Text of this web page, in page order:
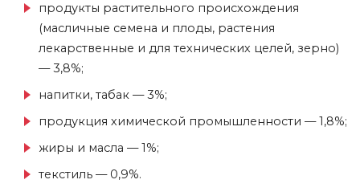
продукты растительного происхождения
(масличные семена и плоды, растения
лекарственные и для технических целей, зерно)
— 3,8%;
напитки, табак — 3%;
продукция химической промышленности — 1,8%;
жиры и масла — 1%;
текстиль — 0,9%.